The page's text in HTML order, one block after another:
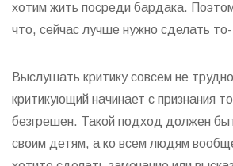
хотим жить посреди бардака.
что, сейчас лучше нужно сделать
Выслушать критику совсем не
критикующий начинает с признания
безгрешен. Такой подход должен
своим детям, а ко всем людям